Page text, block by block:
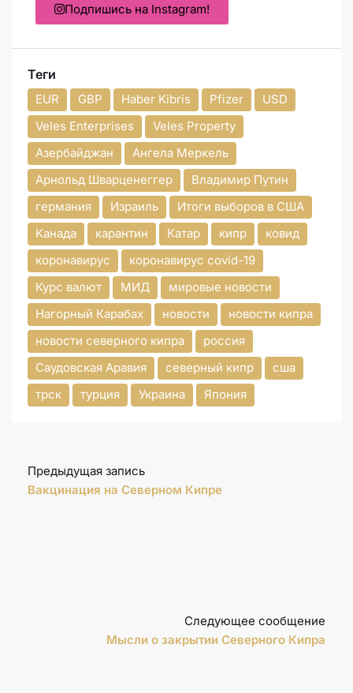
Подпишись на Instagram!
Теги
EUR GBP Haber Kibris Pfizer
USD
Veles Enterprises
Veles Property
Азербайджан
Ангела Меркель
Арнольд Шварценеггер
Владимир Путин
германия
Израиль
Итоги выборов в США
Канада
карантин Катар кипр
ковид
коронавирус
коронавирус covid-19
Курс валют
МИД
мировые новости
Нагорный Карабах
новости
новости кипра
новости северного кипра
россия
Саудовская Аравия
северный кипр
сша
трск
турция Украина Япония
Предыдущая запись
Вакцинация на Северном Кипре
Следующее сообщение
Мысли о закрытии Северного Кипра